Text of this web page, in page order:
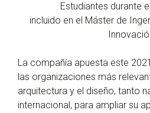
Estudiantes durante
incluido en el Máster de
La compañía apuesta este
las organizaciones más
arquitectura y el diseño, tanto
internacional, para ampliar su